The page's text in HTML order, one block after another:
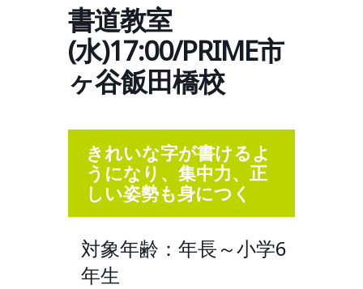
書道教室
(水)17:00/PRIME市
ヶ谷飯田橋校
きれいな字が書けるよ
うになり、集中力、正
しい姿勢も身につく
対象年齢：年長～小学6
年生